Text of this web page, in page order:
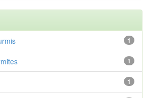
1
1
1